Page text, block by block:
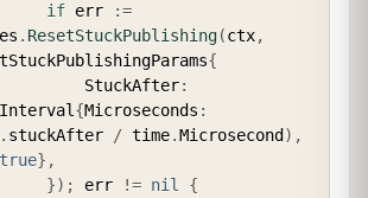
if err
:=
. ResetStuckPublishing(ctx,
{
                StuckAfter
:
Interval {Microseconds :
. stuckAfter / time.Microsecond ) ,
true} ,
}) ; err != nil
{